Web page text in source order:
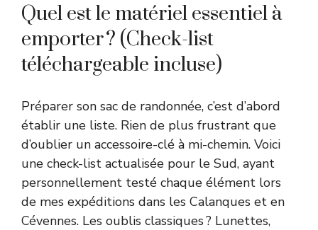
Quel est le matériel essentiel à
emporter ? (Check-list
téléchargeable incluse)
Préparer son sac de randonnée, c’est d’abord
établir une liste. Rien de plus frustrant que
d’oublier un accessoire-clé à mi-chemin. Voici
une check-list actualisée pour le Sud, ayant
personnellement testé chaque élément lors
de mes expéditions dans les Calanques et en
Cévennes. Les oublis classiques ? Lunettes,